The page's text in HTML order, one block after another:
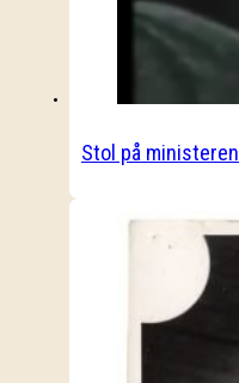
Stol på ministeren